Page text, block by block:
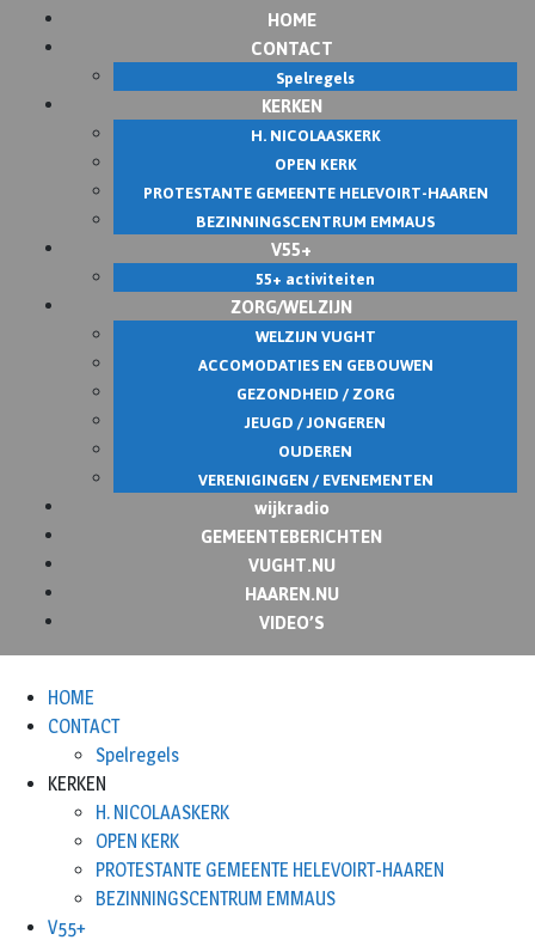
HOME
CONTACT
Spelregels
KERKEN
H. NICOLAASKERK
OPEN KERK
PROTESTANTE GEMEENTE HELEVOIRT-HAAREN
BEZINNINGSCENTRUM EMMAUS
V55+
55+ activiteiten
ZORG/WELZIJN
WELZIJN VUGHT
ACCOMODATIES EN GEBOUWEN
GEZONDHEID / ZORG
JEUGD / JONGEREN
OUDEREN
VERENIGINGEN / EVENEMENTEN
wijkradio
GEMEENTEBERICHTEN
VUGHT.NU
HAAREN.NU
VIDEO’S
HOME
CONTACT
Spelregels
KERKEN
H. NICOLAASKERK
OPEN KERK
PROTESTANTE GEMEENTE HELEVOIRT-HAAREN
BEZINNINGSCENTRUM EMMAUS
V55+